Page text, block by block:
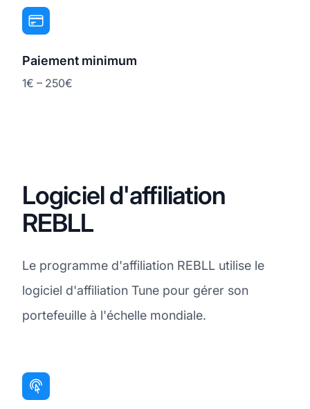
Paiement minimum
1€ – 250€
Logiciel d'affiliation
REBLL
Le programme d'affiliation REBLL utilise le
logiciel d'affiliation Tune pour gérer son
portefeuille à l'échelle mondiale.